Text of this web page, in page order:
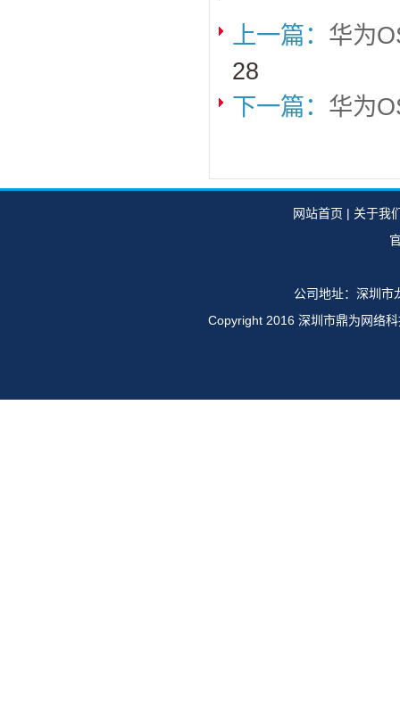
上一篇： 华为
28
下一篇： 华为
网站首页 | 关于我
公司地址：深圳市
Copyright 2016 深圳市鼎为网络